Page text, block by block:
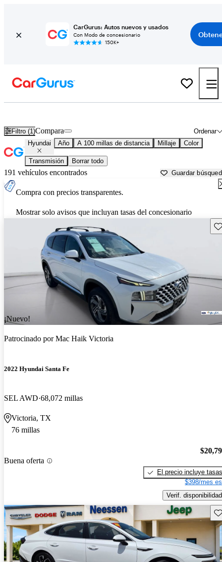
CarGurus: Autos nuevos y usados
Con Modo de concesionario
150K+
Filtro (1) Ordenar
Compara
Hyundai Año A 100 millas de distancia Millaje Color
Transmisión Borrar todo
191 vehículos encontrados Guardar
Compra con precios transparentes.
Mostrar solo avisos que incluyan tasas del concesionario
¡Nuevo!
Patrocinado porMac Haik Victoria
2022 Hyundai Santa Fe
SEL AWD 68,072 millas
Victoria, TX
76 millas
Buena oferta
El precio incluye tasas
$398/mes
Verif. disponibilidad